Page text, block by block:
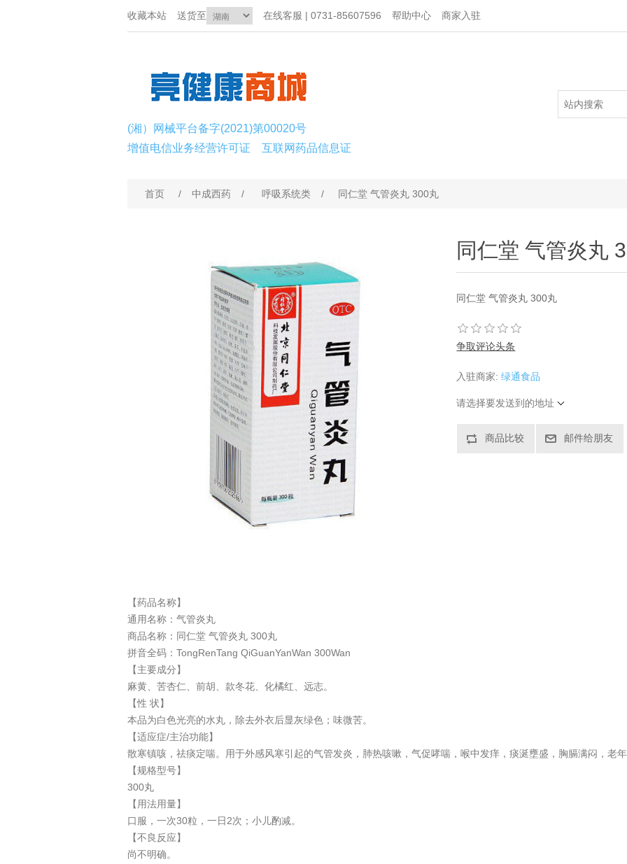
收藏本站 送货至 在线客服 | 0731-85607596 帮助中心 商家入驻
(湘）网械平台备字(2021)第00020号
增值电信业务经营许可证
互联网药品信息证
首页 / 中成西药 / 呼吸系统类 / 同仁堂 气管炎丸 300丸
同仁堂 气管炎丸
同仁堂 气管炎丸 300丸
争取评论头条
入驻商家: 绿通食品
请选择要发送到的地址
【药品名称】
通用名称： 气管炎丸
商品名称：同仁堂 气管炎丸 300丸
拼音全码：TongRenTang QiGuanYanWan 300Wan
【主要成分】
麻黄、苦杏仁、前胡、款冬花、化橘红、远志。
【性 状】
本品为白色光亮的水丸，除去外衣后显灰绿色；味微苦。
【适应症/主治功能】
散寒镇咳，祛痰定喘。用于外感风寒引起的气管发炎，肺热咳嗽，气促哮喘，喉中发痒，痰涎壅盛，胸膈满闷，老
【规格型号】
300丸
【用法用量】
口服，一次30粒，一日2次；小儿酌减。
【不良反应】
尚不明确。